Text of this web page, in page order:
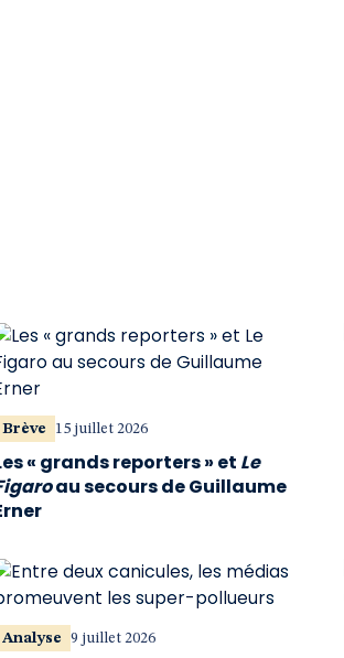
Brève 15 juillet 2026
« grands reporters » et Le
au secours de Guillaume
Analyse 9 juillet 2026